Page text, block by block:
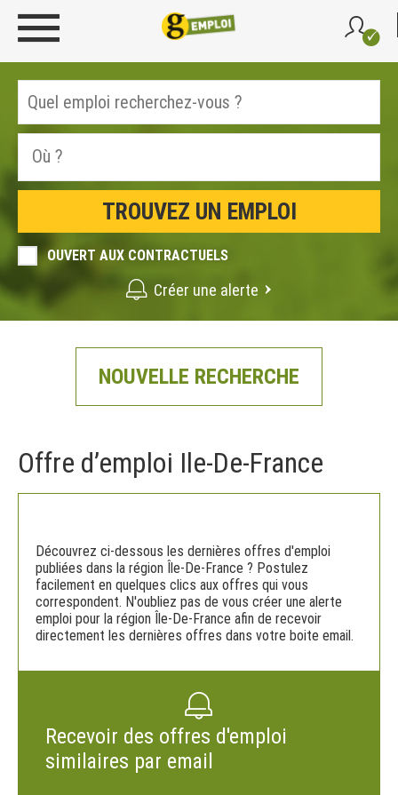
OUVERT AUX CONTRACTUELS
Créer une alerte
NOUVELLE RECHERCHE
Offre d’emploi Ile-De-France
Découvrez ci-dessous les dernières offres d'emploi
publiées dans la région Île-De-France ? Postulez
facilement en quelques clics aux offres qui vous
correspondent. N'oubliez pas de vous créer une alerte
emploi pour la région Île-De-France afin de recevoir
directement les dernières offres dans votre boite email.
Recevoir des offres d'emploi
similaires par email